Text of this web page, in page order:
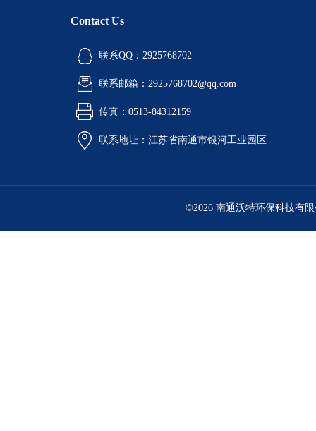
Contact Us
联系QQ：2925768702
联系邮箱：2925768702@qq.com
传真：0513-84312159
联系地址：江苏省南通市银河工业园区
©2026 南通沃特环保科技有